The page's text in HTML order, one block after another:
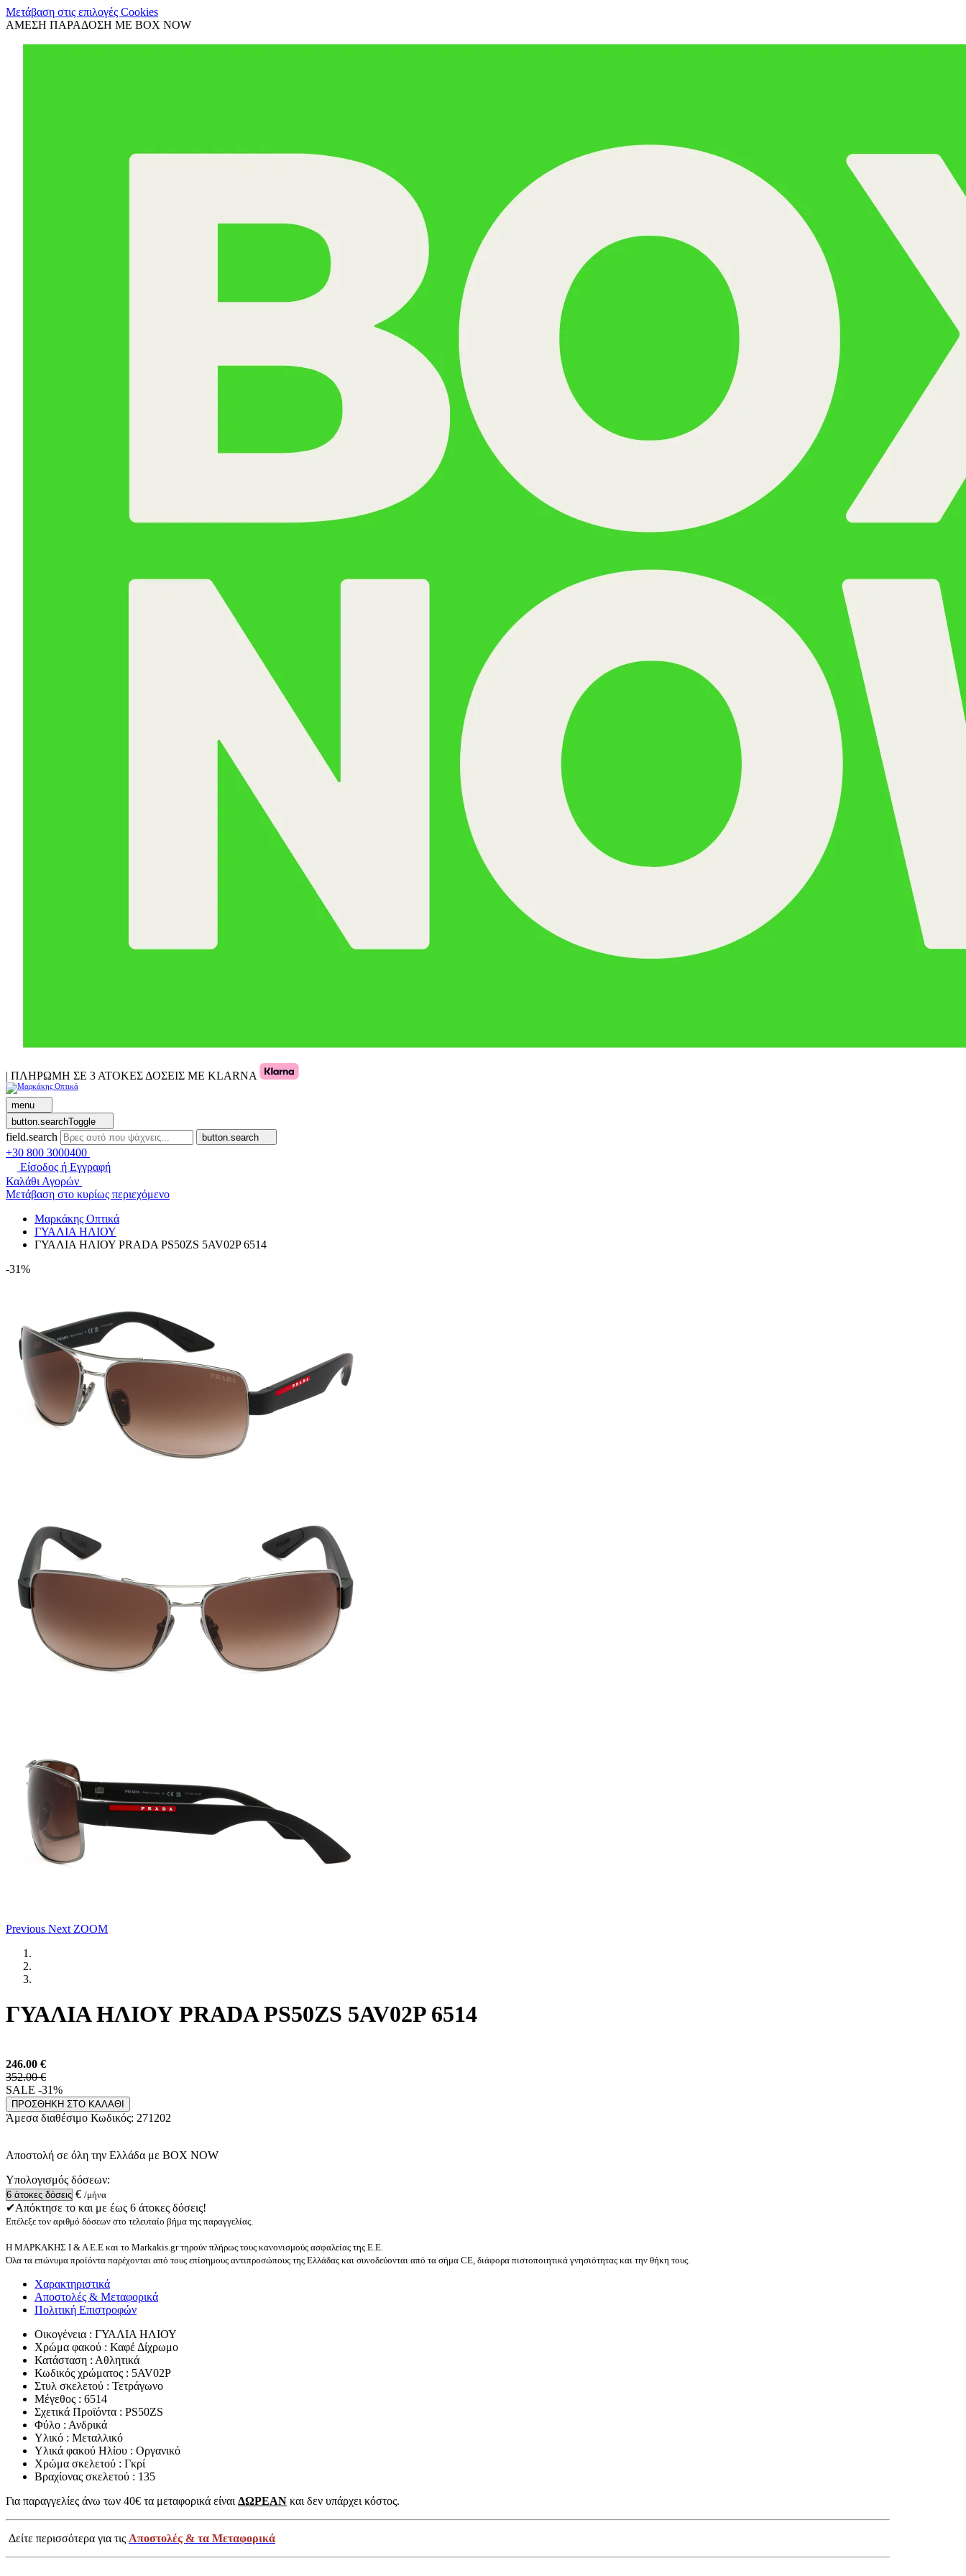
Μετάβαση στις επιλογές Cookies
ΑΜΕΣΗ ΠΑΡΑΔΟΣΗ ΜΕ BOX NOW
| ΠΛΗΡΩΜΗ ΣΕ 3 ΑΤΟΚΕΣ ΔΟΣΕΙΣ ΜΕ KLARNA
menu
button.searchToggle
field.search button.search
+30 800 3000400
Είσοδος ή Εγγραφή
Καλάθι Αγορών
Μετάβαση στο κυρίως περιεχόμενο
Μαρκάκης Οπτικά
ΓΥΑΛΙΑ ΗΛΙΟΥ
ΓΥΑΛΙΑ ΗΛΙΟΥ PRADA PS50ZS 5AV02P 6514
-31%
Previous Next ZOOM
ΓΥΑΛΙΑ ΗΛΙΟΥ PRADA PS50ZS 5AV02P 6514
246.00 €
352.00 €
SALE -31%
ΠΡΟΣΘΗΚΗ ΣΤΟ ΚΑΛΑΘΙ
Άμεσα διαθέσιμο Κωδικός: 271202
Αποστολή σε όλη την Ελλάδα με BOX NOW
Υπολογισμός δόσεων:
€ /μήνα
✔Απόκτησε το και με έως 6 άτοκες δόσεις!
Επέλεξε τον αριθμό δόσεων στο τελευταίο βήμα της παραγγελίας.
Η ΜΑΡΚΑΚΗΣ Ι & Α Ε.Ε και το Markakis.gr τηρούν πλήρως τους κανονισμούς ασφαλείας της Ε.Ε.
Όλα τα επώνυμα προϊόντα παρέχονται από τους επίσημους αντιπροσώπους της Ελλάδας και συνοδεύονται από τα σήμα CE, διάφορα πιστοποιητικά γνησιότητας και την θήκη τους.
Χαρακτηριστικά
Αποστολές & Μεταφορικά
Πολιτική Επιστροφών
Οικογένεια : ΓΥΑΛΙΑ ΗΛΙΟΥ
Χρώμα φακού : Καφέ Δίχρωμο
Κατάσταση : Αθλητικά
Κωδικός χρώματος : 5AV02P
Στυλ σκελετού : Τετράγωνο
Μέγεθος : 6514
Σχετικά Προϊόντα : PS50ZS
Φύλο : Ανδρικά
Υλικό : Μεταλλικό
Υλικά φακού Ηλίου : Οργανικό
Χρώμα σκελετού : Γκρί
Βραχίονας σκελετού : 135
Για παραγγελίες άνω των 40€ τα μεταφορικά είναι ΔΩΡΕΑΝ και δεν υπάρχει κόστος.
Δείτε περισσότερα για τις Αποστολές & τα Μεταφορικά